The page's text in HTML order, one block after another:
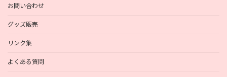
お問い合わせ
グッズ販売
リンク集
よくある質問